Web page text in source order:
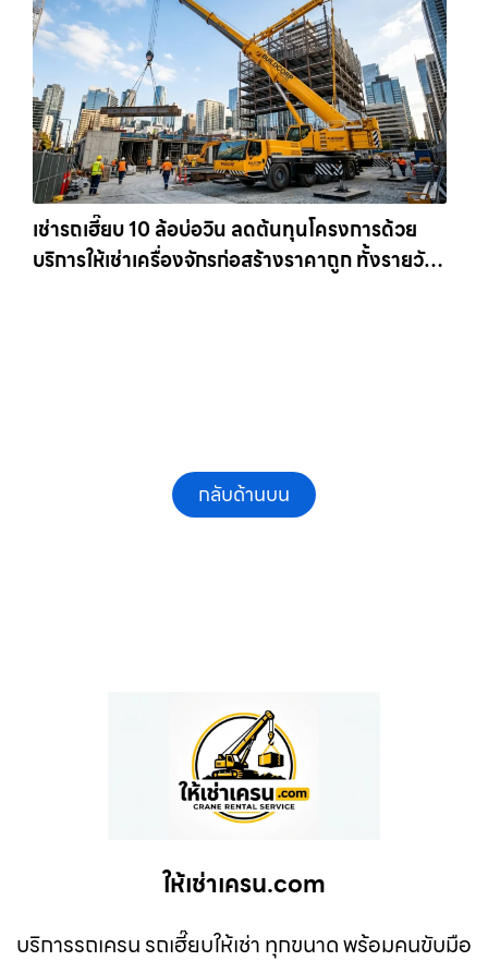
เช่ารถเฮี๊ยบ 10 ล้อบ่อวิน ลดต้นทุนโครงการด้วย
บริการให้เช่าเครื่องจักรก่อสร้างราคาถูก ทั้งรายวัน
กลับด้านบน
ให้เช่าเครน.com
บริการรถเครน รถเฮี๊ยบให้เช่า ทุกขนาด พร้อมคนขับมือ